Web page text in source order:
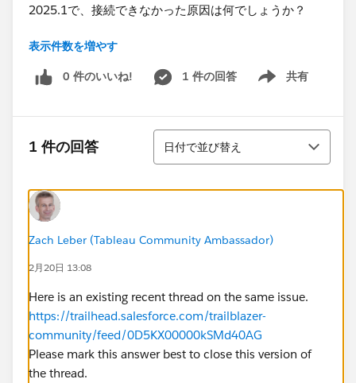
2025.1で、接続できなかった原因は何でしょうか？
2026.1のリリースでREST APIコネクタが廃止されると
書いてありました。
この影響なのでしょうか？
表示件数を増やす
0 件のいいね! 1 件の回答 共有
Show menu
1 件の回答
並び替え
日付で並び替え
Zach Leber (Tableau Community Ambassador)
2月20日 13:08
Here is an existing recent thread on the same issue.
https://trailhead.salesforce.com/trailblazer-
community/feed/0D5KX00000kSMd40AG
Please mark this answer best to close this version of
the thread.